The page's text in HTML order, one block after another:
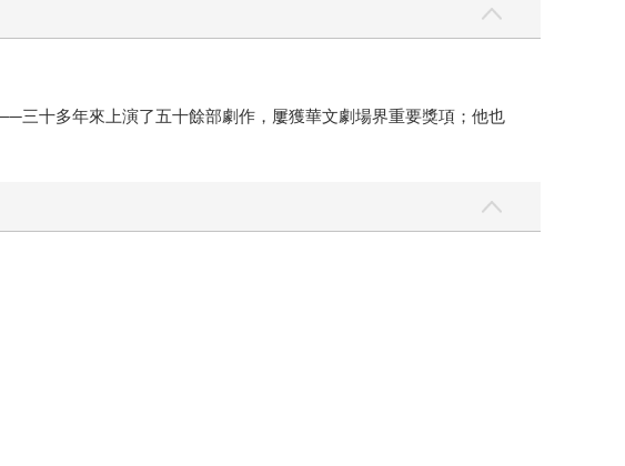
三十多年來上演了五十餘部劇作，屢獲華文劇場界重要獎項；他也